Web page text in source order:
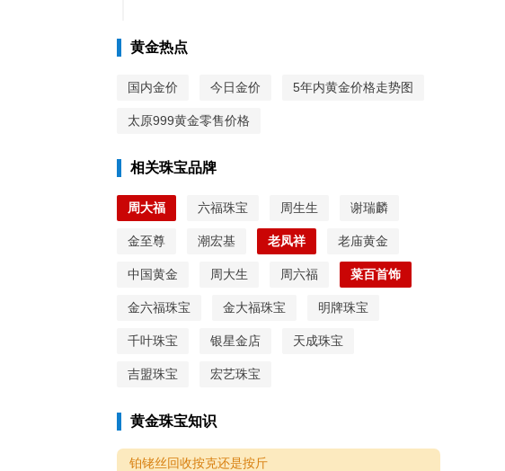
黄金热点
国内金价 今日金价 5年内黄金价格走势图
太原999黄金零售价格
相关珠宝品牌
周大福 六福珠宝 周生生 谢瑞麟
金至尊 潮宏基 老凤祥 老庙黄金
中国黄金 周大生 周六福 菜百首饰
金六福珠宝 金大福珠宝 明牌珠宝
千叶珠宝 银星金店 天成珠宝
吉盟珠宝 宏艺珠宝
黄金珠宝知识
铂铑丝回收按克还是按斤